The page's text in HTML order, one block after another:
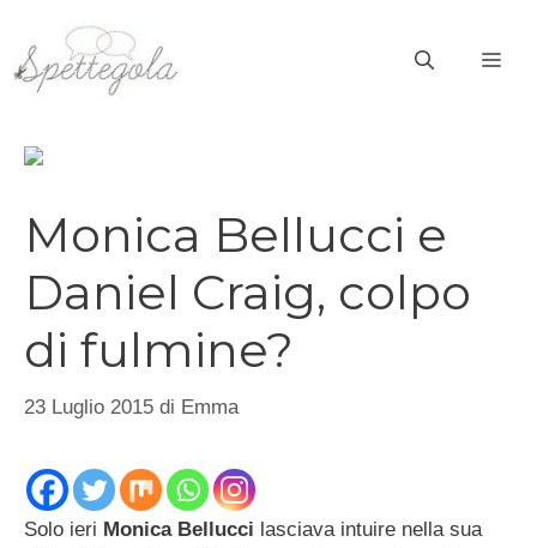
contenuto
Monica Bellucci e
Daniel Craig, colpo
di fulmine?
23 Luglio 2015 di Emma
Solo ieri Monica Bellucci lasciava intuire nella sua